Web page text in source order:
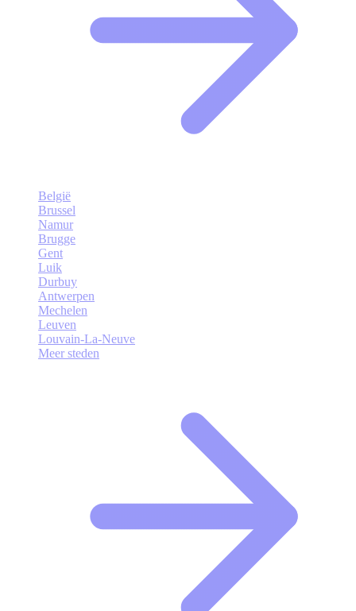
België
Brussel
Namur
Brugge
Gent
Luik
Durbuy
Antwerpen
Mechelen
Leuven
Louvain-La-Neuve
Meer steden